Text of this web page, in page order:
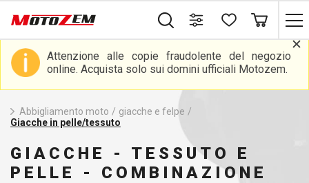
Attenzione alle copie fraudolente del negozio
online. Acquista solo sui domini ufficiali Motozem.
Abbigliamento moto / giacche e felpe /
Giacche in pelle/tessuto
GIACCHE - TESSUTO E
PELLE - COMBINAZIONE